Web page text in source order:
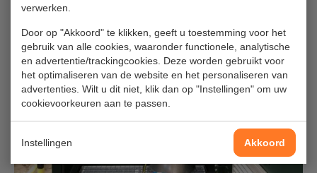
verwerken.
Door op "Akkoord" te klikken, geeft u toestemming voor het
gebruik van alle cookies, waaronder functionele, analytische
en advertentie/trackingcookies. Deze worden gebruikt voor
het optimaliseren van de website en het personaliseren van
advertenties. Wilt u dit niet, klik dan op "Instellingen" om uw
cookievoorkeuren aan te passen.
Instellingen Akkoord